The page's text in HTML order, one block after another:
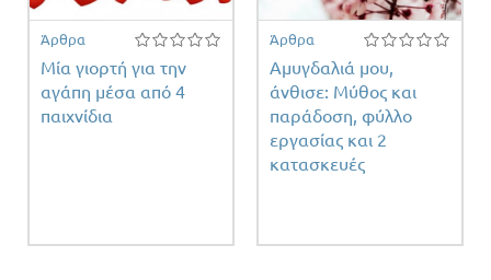
Άρθρα
Μία γιορτή για την
αγάπη μέσα από 4
παιχνίδια
Άρθρα
Αμυγδαλιά μου,
άνθισε: Μύθος και
παράδοση, φύλλο
εργασίας και 2
κατασκευές